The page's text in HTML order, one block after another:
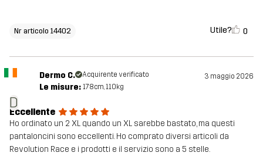
Nr articolo 14402 Utile? 0
D
Dermo C. Acquirente verificato 3 maggio 2026
Le misure: 178cm, 110kg
Eccellente
Ho ordinato un 2 XL quando un XL sarebbe bastato, ma questi
pantaloncini sono eccellenti. Ho comprato diversi articoli da
Revolution Race e i prodotti e il servizio sono a 5 stelle.